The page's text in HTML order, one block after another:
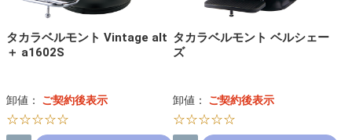
タカラベルモント Vintage alt
＋ a1602S
卸値： ご契約後表示
☆☆☆☆☆
タカラベルモント ベルシェー
ズ
卸値： ご契約後表示
☆☆☆☆☆